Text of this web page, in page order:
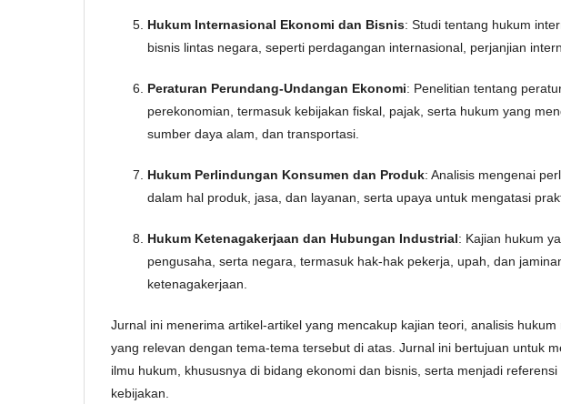
Hukum Internasional Ekonomi dan Bisnis: Studi tentang hukum
bisnis lintas negara, seperti perdagangan internasional, perjanjian
Peraturan Perundang-Undangan Ekonomi: Penelitian tentang
perekonomian, termasuk kebijakan fiskal, pajak, serta hukum yang
sumber daya alam, dan transportasi.
Hukum Perlindungan Konsumen dan Produk: Analisis mengenai
dalam hal produk, jasa, dan layanan, serta upaya untuk mengatasi
Hukum Ketenagakerjaan dan Hubungan Industrial: Kajian hukum
pengusaha, serta negara, termasuk hak-hak pekerja, upah, dan
ketenagakerjaan.
Jurnal ini menerima artikel-artikel yang mencakup kajian teori, analisis
yang relevan dengan tema-tema tersebut di atas. Jurnal ini bertujuan untuk
ilmu hukum, khususnya di bidang ekonomi dan bisnis, serta menjadi
kebijakan.